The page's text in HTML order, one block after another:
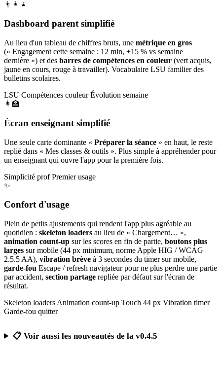
👨‍👩‍👧
Dashboard parent simplifié
Au lieu d'un tableau de chiffres bruts, une métrique en gros
(« Engagement cette semaine : 12 min, +15 % vs semaine
dernière ») et des barres de compétences en couleur (vert acquis,
jaune en cours, rouge à travailler). Vocabulaire LSU familier des
bulletins scolaires.
LSU Compétences couleur Évolution semaine
👩‍🏫
Écran enseignant simplifié
Une seule carte dominante « Préparer la séance » en haut, le reste
replié dans « Mes classes & outils ». Plus simple à appréhender pour
un enseignant qui ouvre l'app pour la première fois.
Simplicité prof Premier usage
✨
Confort d'usage
Plein de petits ajustements qui rendent l'app plus agréable au
quotidien : skeleton loaders au lieu de « Chargement… »,
animation count-up sur les scores en fin de partie, boutons plus
larges sur mobile (44 px minimum, norme Apple HIG / WCAG
2.5.5 AA), vibration brève à 3 secondes du timer sur mobile,
garde-fou Escape / refresh navigateur pour ne plus perdre une partie
par accident, section partage repliée par défaut sur l'écran de
résultat.
Skeleton loaders Animation count-up Touch 44 px Vibration timer
Garde-fou quitter
📋 Voir aussi les nouveautés de la v0.4.5